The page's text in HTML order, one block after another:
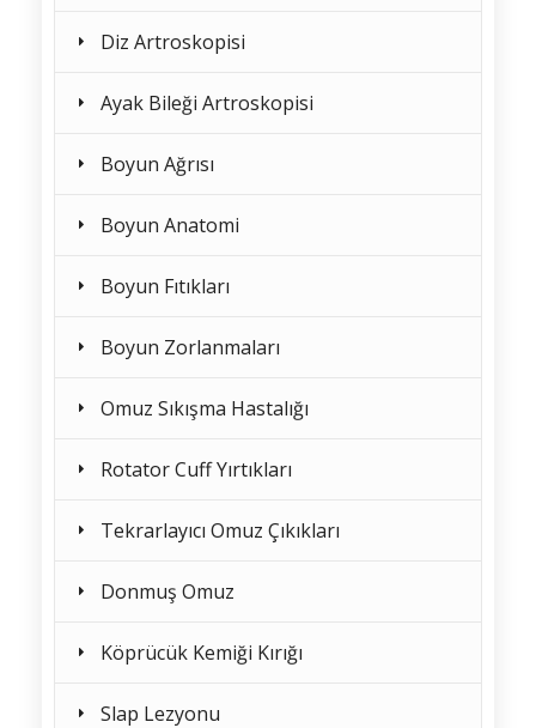
Diz Artroskopisi
Ayak Bileği Artroskopisi
Boyun Ağrısı
Boyun Anatomi
Boyun Fıtıkları
Boyun Zorlanmaları
Omuz Sıkışma Hastalığı
Rotator Cuff Yırtıkları
Tekrarlayıcı Omuz Çıkıkları
Donmuş Omuz
Köprücük Kemiği Kırığı
Slap Lezyonu